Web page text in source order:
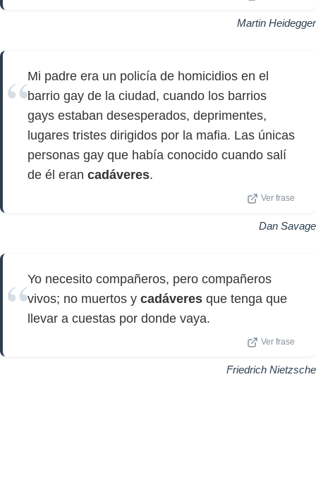
Martin Heidegger
Mi padre era un policía de homicidios en el
barrio gay de la ciudad, cuando los barrios
gays estaban desesperados, deprimentes,
lugares tristes dirigidos por la mafia. Las únicas
personas gay que había conocido cuando salí
de él eran cadáveres.
Ver frase
Dan Savage
Yo necesito compañeros, pero compañeros
vivos; no muertos y cadáveres que tenga que
llevar a cuestas por donde vaya.
Ver frase
Friedrich Nietzsche